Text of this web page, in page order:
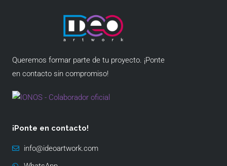
Queremos formar parte de tu proyecto. ¡Ponte
en contacto sin compromiso!
¡Ponte en contacto!
info@ideoartwork.com